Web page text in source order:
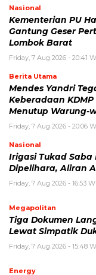
Nasional
Kementerian PU
Gantung Geser
Lombok Barat
Friday, 7 Aug 2026 - 20:41
Berita Utama
Mendes Yandri
Keberadaan
Menutup Warung-
Friday, 7 Aug 2026 - 20:06
Nasional
Irigasi Tukad Saba
Dipelihara, Aliran
Friday, 7 Aug 2026 - 16:53
Megapolitan
Tiga Dokumen
Lewat Simpatik
Friday, 7 Aug 2026 - 15:48
Energy